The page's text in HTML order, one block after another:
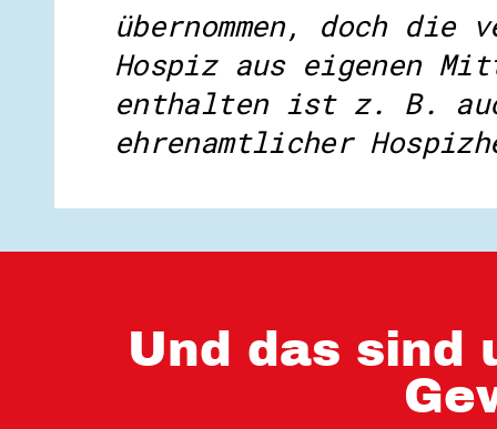
übernommen, doch die
Hospiz aus eigenen
enthalten ist z. B.
ehrenamtlicher
Und das sind